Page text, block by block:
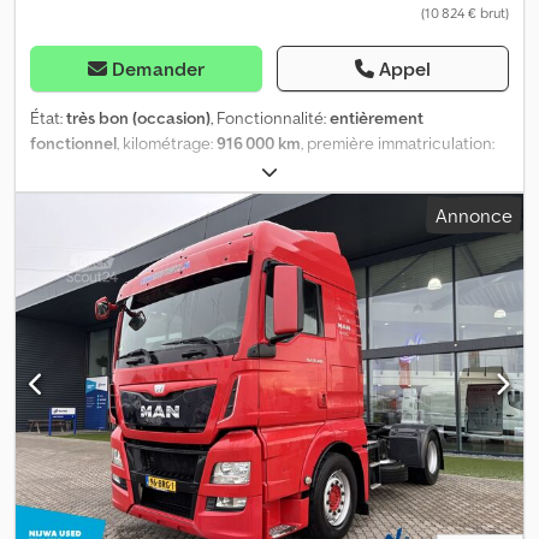
(10 824 € brut)
Demander Appel
État:très bon (occasion), Fonctionnalité:entièrement
fonctionnel, kilométrage:916 000 km, première immatriculation:
diesel
22.5, Année de construction:2013, Équipement:ABS, AdBlue,
Bluetooth, EBS (Système de freinage électronique), béquet,
chauffage de siège, chauffage de stationnement,
climatisation, direction assistée, ordinateur de bord, phares
antibrouillard, phares supplémentaires, programme
électronique de stabilité (ESP), réfrigérateur, régulateur de
vitesse, régulation électrique des vitres, réservoir de carburant
secondaire, système de navigation, verrouillage centralisé, Man
TGS 440 Euro 5, boîte de vitesses automatique. Sans retardateur.
Système hydraulique pour plancher mobile. Véhicule en très bon
état. Pas de défaut. Dodjzmnqbjpfx Antjck
Annonce